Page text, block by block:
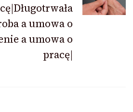
a umowa o
a umowa o
pracę|